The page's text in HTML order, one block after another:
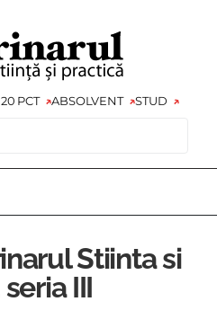
PCT ABSOLVENT STUD
Stiinta si
III